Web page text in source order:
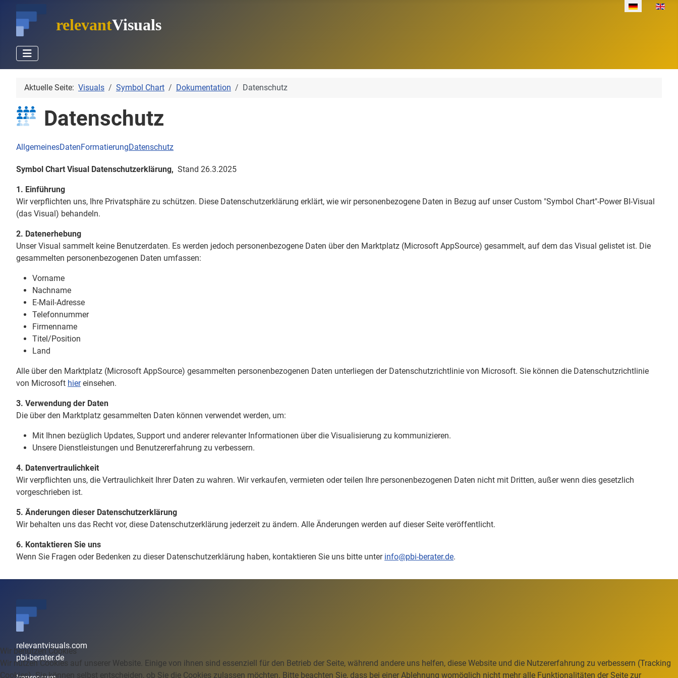
Sprache
relevantVisuals
Aktuelle Seite: Visuals Symbol Chart Dokumentation Datenschutz
Datenschutz
AllgemeinesDatenFormatierungDatenschutz
Symbol Chart Visual Datenschutzerklärung, Stand 26.3.2025
1. Einführung
Wir verpflichten uns, Ihre Privatsphäre zu schützen. Diese Datenschutzerklärung erklärt, wie wir personenbezogene Daten in Bezug auf unser Custom "Symbol Chart"-Power BI-Visual
(das Visual) behandeln.
2. Datenerhebung
Unser Visual sammelt keine Benutzerdaten. Es werden jedoch personenbezogene Daten über den Marktplatz (Microsoft AppSource) gesammelt, auf dem das Visual gelistet ist. Die
gesammelten personenbezogenen Daten umfassen:
Vorname
Nachname
E-Mail-Adresse
Telefonnummer
Firmenname
Titel/Position
Land
Alle über den Marktplatz (Microsoft AppSource) gesammelten personenbezogenen Daten unterliegen der Datenschutzrichtlinie von Microsoft. Sie können die Datenschutzrichtlinie
von Microsoft hiereinsehen.
3. Verwendung der Daten
Die über den Marktplatz gesammelten Daten können verwendet werden, um:
Mit Ihnen bezüglich Updates, Support und anderer relevanter Informationen über die Visualisierung zu kommunizieren.
Unsere Dienstleistungen und Benutzererfahrung zu verbessern.
4. Datenvertraulichkeit
Wir verpflichten uns, die Vertraulichkeit Ihrer Daten zu wahren. Wir verkaufen, vermieten oder teilen Ihre personenbezogenen Daten nicht mit Dritten, außer wenn dies gesetzlich
vorgeschrieben ist.
5. Änderungen dieser Datenschutzerklärung
Wir behalten uns das Recht vor, diese Datenschutzerklärung jederzeit zu ändern. Alle Änderungen werden auf dieser Seite veröffentlicht.
6. Kontaktieren Sie uns
Wenn Sie Fragen oder Bedenken zu dieser Datenschutzerklärung haben, kontaktieren Sie uns bitte unter info@pbi-berater.de.
relevantvisuals.com
pbi-berater.de
Wir benutzen Cookies
Wir nutzen Cookies auf unserer Website. Einige von ihnen sind essenziell für den Betrieb der Seite, während andere uns helfen, diese Website und die Nutzererfahrung zu verbessern (Tracking
Cookies). Sie können selbst entscheiden, ob Sie die Cookies zulassen möchten. Bitte beachten Sie, dass bei einer Ablehnung womöglich nicht mehr alle Funktionalitäten der Seite zur